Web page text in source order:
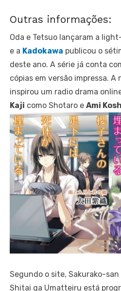
Outras informações:
Oda e Tetsuo lançaram a
e a Kadokawa publicou o
deste ano. A série já conta
cópias em versão impressa. A
inspirou um radio drama
Kaji como Shotaro e Ami
Segundo o site, Sakurako-
Shitai ga Umatteiru está